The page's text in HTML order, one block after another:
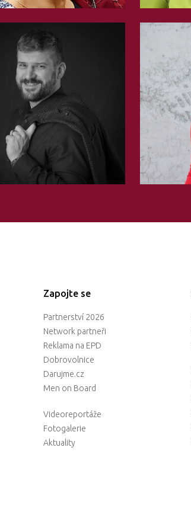
Zapojte se
Partnerství 2026
Network partneři
Reklama na EPD
Dobrovolnice
Darujme.cz
Men on Board
Videoreportáže
Fotogalerie
Aktuality